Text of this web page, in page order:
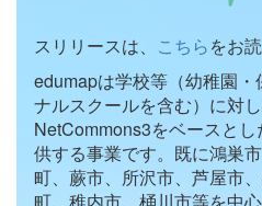
スリリースは、 こちらをお
edumapは学校等（幼稚園
ナルスクールを含む）に対
NetCommons3をベースと
供する事業です。既に鴻巣
町、蕨市、所沢市、芦屋市